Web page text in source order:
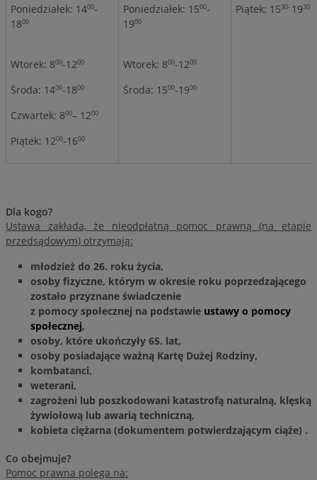
Poniedziałek: 1400-
1800
Wtorek: 800-1200
Środa: 1400-1800
Czwartek: 800– 1200
Piątek: 1200-1600
Poniedziałek: 1500-
1900
Wtorek: 800-1200
Środa: 1500-1900
Piątek: 1530- 1930
Dla kogo?
Ustawa zakłada, że nieodpłatną pomoc prawną (na etapie
przedsądowym) otrzymają:
młodzież do 26. roku życia,
osoby fizyczne, którym w okresie roku poprzedzającego
zostało przyznane świadczenie
z pomocy społecznej na podstawie ustawy o pomocy
społecznej,
osoby, które ukończyły 65. lat,
osoby posiadające ważną Kartę Dużej Rodziny,
kombatanci,
weterani,
zagrożeni lub poszkodowani katastrofą naturalną, klęską
żywiołową lub awarią techniczną,
kobieta ciężarna (dokumentem potwierdzającym ciąże) .
Co obejmuje?
Pomoc prawna polega na: